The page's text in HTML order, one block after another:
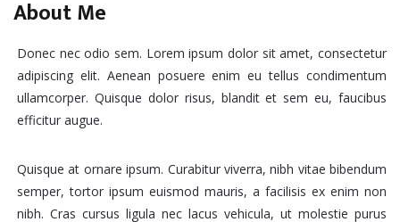
About Me
Donec nec odio sem. Lorem ipsum dolor sit amet, consectetur
adipiscing elit. Aenean posuere enim eu tellus condimentum
ullamcorper. Quisque dolor risus, blandit et sem eu, faucibus
efficitur augue.
Quisque at ornare ipsum. Curabitur viverra, nibh vitae bibendum
semper, tortor ipsum euismod mauris, a facilisis ex enim non
nibh. Cras cursus ligula nec lacus vehicula, ut molestie purus